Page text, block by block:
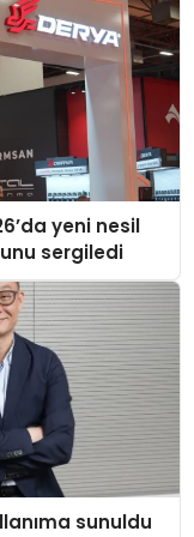
yeni nesil
sergiledi
sunuldu